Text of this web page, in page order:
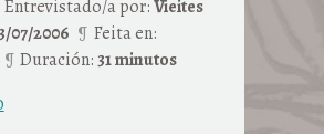
Entrevistado/a por:Vieites
07/2006
Feita en:
Duración:31 minutos